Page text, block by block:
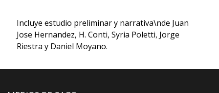
Incluye estudio preliminar y narrativa\nde Juan
Jose Hernandez, H. Conti, Syria Poletti, Jorge
Riestra y Daniel Moyano.